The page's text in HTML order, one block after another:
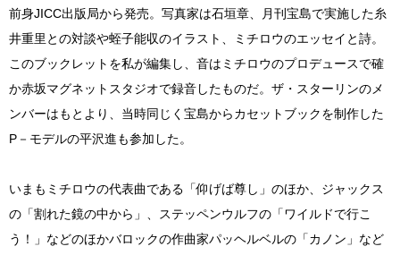
前身JICC出版局から発売。写真家は石垣章、月刊宝島で実施した糸
井重里との対談や蛭子能収のイラスト、ミチロウのエッセイと詩。
このブックレットを私が編集し、音はミチロウのプロデュースで確
か赤坂マグネットスタジオで録音したものだ。ザ・スターリンのメ
ンバーはもとより、当時同じく宝島からカセットブックを制作した
P－モデルの平沢進も参加した。
いまもミチロウの代表曲である「仰げば尊し」のほか、ジャックス
の「割れた鏡の中から」、ステッペンウルフの「ワイルドで行こ
う！」などのほかバロックの作曲家パッヘルベルの「カノン」など